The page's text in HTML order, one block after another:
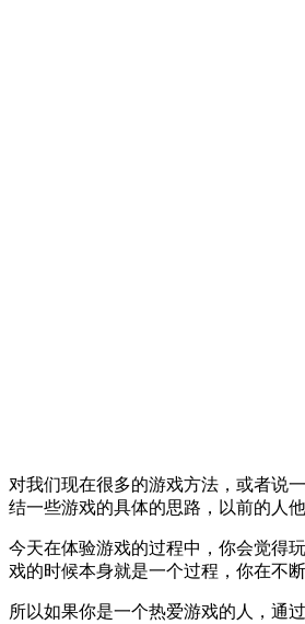
对我们现在很多的游戏方法，或者说
结一些游戏的具体的思路，以前的人
今天在体验游戏的过程中，你会觉得
戏的时候本身就是一个过程，你在不
所以如果你是一个热爱游戏的人，通